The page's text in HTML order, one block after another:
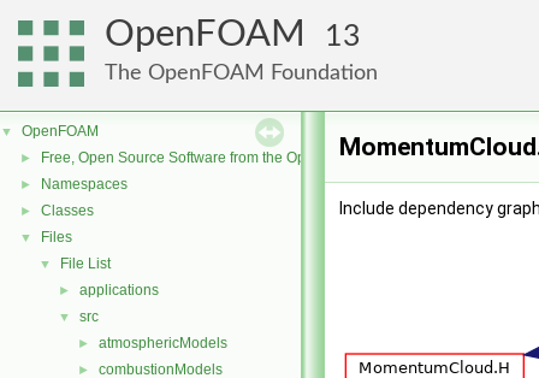
OpenFOAM 13
The OpenFOAM Foundation
▼ OpenFOAM
► Free, Open Source Software from the OpenFOAM Foundation
► Namespaces
► Classes
▼ Files
▼ File List
► applications
▼ src
► atmosphericModels
► combustionModels
Include dependency